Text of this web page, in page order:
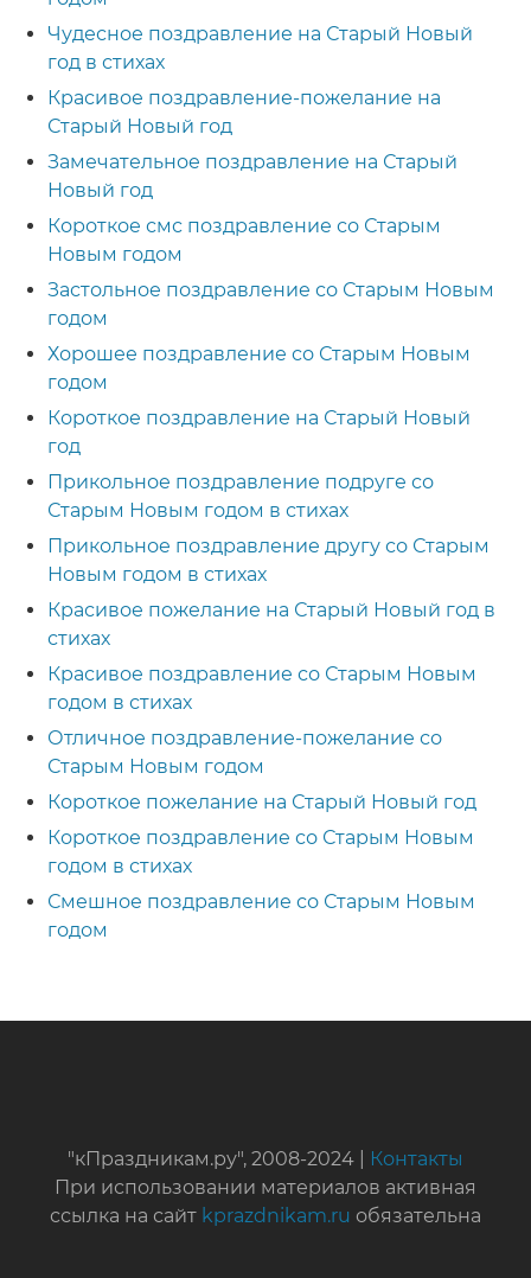
Чудесное поздравление на Старый Новый
год в стихах
Красивое поздравление-пожелание на
Старый Новый год
Замечательное поздравление на Старый
Новый год
Короткое смс поздравление со Старым
Новым годом
Застольное поздравление со Старым Новым
годом
Хорошее поздравление со Старым Новым
годом
Короткое поздравление на Старый Новый
год
Прикольное поздравление подруге со
Старым Новым годом в стихах
Прикольное поздравление другу со Старым
Новым годом в стихах
Красивое пожелание на Старый Новый год в
стихах
Красивое поздравление со Старым Новым
годом в стихах
Отличное поздравление-пожелание со
Старым Новым годом
Короткое пожелание на Старый Новый год
Короткое поздравление со Старым Новым
годом в стихах
Смешное поздравление со Старым Новым
годом
"кПраздникам.ру", 2008-2024 |
Контакты
При использовании материалов активная
ссылка на сайт kprazdnikam.ru обязательна